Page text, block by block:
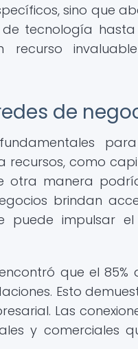
sino que
tecnología hasta
de
recursos, como
otra manera
brindan
puede impulsar
que el 85%
Esto
Las
y comerciales